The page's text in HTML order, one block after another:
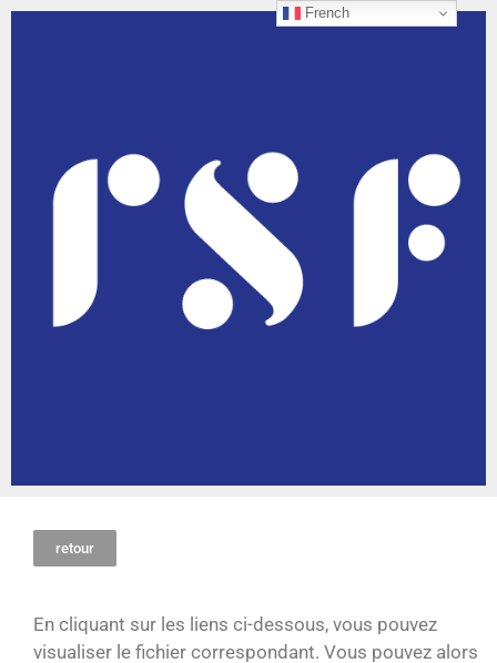
retour
En cliquant sur les liens ci-dessous, vous pouvez
visualiser le fichier correspondant. Vous pouvez alors
French